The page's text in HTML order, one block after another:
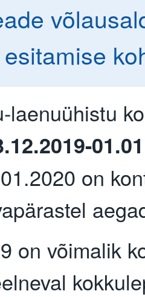
laenuühistu
on
on võimalik